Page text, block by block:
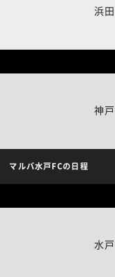
浜田
神戸
マルバ水戸FCの日程
水戸